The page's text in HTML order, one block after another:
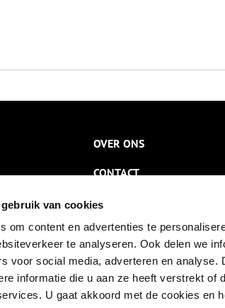
van cookies
om content en advertenties te
te analyseren. Ook delen we
voor social media, adverteren en analyse.
informatie die u aan ze heeft verstrekt of
U gaat akkoord met de cookies en
OVER ONS
CONTACT
NIEUWSBRIEF
DISCLAIMER
PRIVACY
TOEGANKELIJKHEID